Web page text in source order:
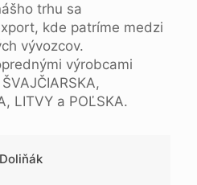
trhu sa
kde patríme medzi
vývozcov.
výrobcami
LITVY a POĽSKA.